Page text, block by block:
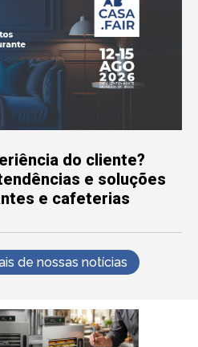
do cliente?
e soluções
e cafeterias
de nossas notícias